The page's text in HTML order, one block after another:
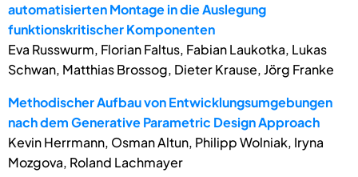
automatisierten Montage in die Auslegung
funktionskritischer Komponenten
Eva Russwurm, Florian Faltus, Fabian Laukotka, Lukas
Schwan, Matthias Brossog, Dieter Krause, Jörg Franke
Methodischer Aufbau von Entwicklungsumgebungen
nach dem Generative Parametric Design Approach
Kevin Herrmann, Osman Altun, Philipp Wolniak, Iryna
Mozgova, Roland Lachmayer